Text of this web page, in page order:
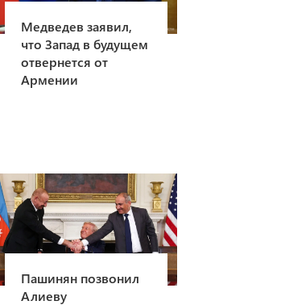
Медведев заявил,
что Запад в будущем
отвернется от
Армении
Пашинян позвонил
Алиеву